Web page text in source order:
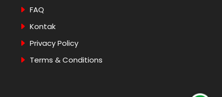
FAQ
Kontak
Privacy Policy
Terms & Conditions